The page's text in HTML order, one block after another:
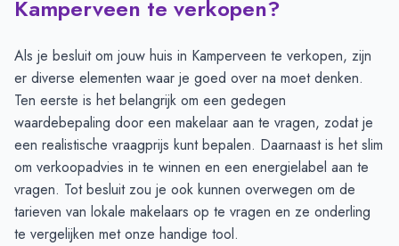
Juli
5
2
Augustus
September
2
2
Oktober
2
November
December
1
Januari
1
-
Februari
1
1
Maart
1
2
April
2
3
Kamperveen te verkopen?
Als je besluit om jouw huis in Kamperveen te verkopen, zijn
er diverse elementen waar je goed over na moet denken.
Ten eerste is het belangrijk om een gedegen
waardebepaling door een makelaar aan te vragen, zodat je
een realistische vraagprijs kunt bepalen. Daarnaast is het slim
om verkoopadvies in te winnen en een energielabel aan te
vragen. Tot besluit zou je ook kunnen overwegen om de
tarieven van lokale makelaars op te vragen en ze onderling
te vergelijken met onze handige tool.